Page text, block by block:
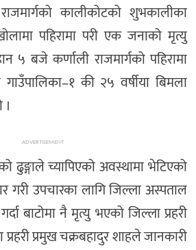
कालीकोटको शुभकालीका
पहिरामा परी एक जनाको मृत्यु
बजे कर्णाली राजमार्गको पहिरामा
की २५ वर्षीया बिमला
ADVERTISEMENT
ढुङ्गाले च्यापिएको अवस्थामा भेटिएको
गरी उपचारका लागि जिल्ला अस्पताल
बाटोमा नै मृत्यु भएको जिल्ला प्रहरी
प्रमुख चक्रबहादुर शाहले जानकारी